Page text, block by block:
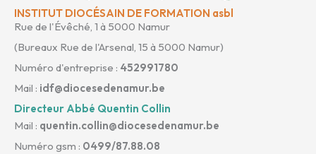
INSTITUT DIOCÉSAIN DE FORMATION asbl
Rue de l'Évêché, 1 à 5000 Namur
(Bureaux Rue de l'Arsenal, 15 à 5000 Namur)
Numéro d'entreprise : 452991780
Mail : idf@diocesedenamur.be
Directeur Abbé Quentin Collin
Mail : quentin.collin@diocesedenamur.be
Numéro gsm : 0499/87.88.08